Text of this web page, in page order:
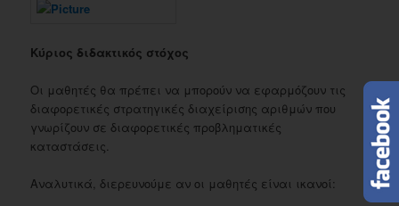
Κύριος διδακτικός στόχος
Oι μαθητές θα πρέπει να μπορούν να εφαρμόζουν τις
διαφορετικές στρατηγικές διαχείρισης αριθμών που
γνωρίζουν σε διαφορετικές προβληματικές
καταστάσεις.
Αναλυτικά, διερευνούμε αν οι μαθητές είναι ικανοί: